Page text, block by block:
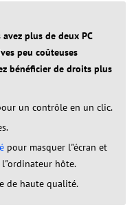
plus de deux PC
peu coûteuses
bénéficier de droits plus
un contrôle en un clic.
pour masquer l"écran et
hôte.
de haute qualité.